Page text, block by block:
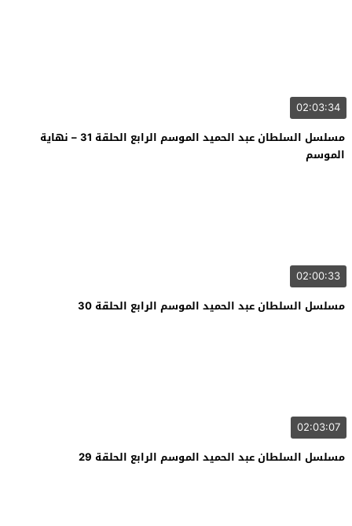
02:03:34
مسلسل السلطان عبد الحميد الموسم الرابع الحلقة 31 – نهاية
الموسم
02:00:33
مسلسل السلطان عبد الحميد الموسم الرابع الحلقة 30
02:03:07
مسلسل السلطان عبد الحميد الموسم الرابع الحلقة 29